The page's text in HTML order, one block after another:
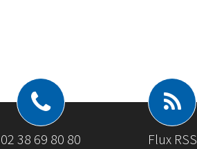
02 38 69 80 80 Flux RSS